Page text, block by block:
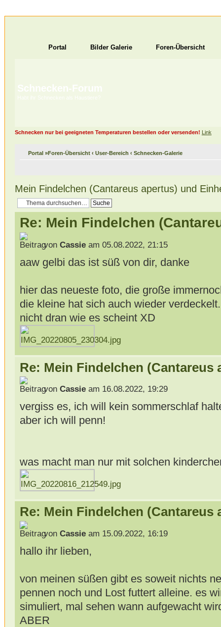
Portal Bilder Galerie Foren-Übersicht
Schnecken-Forum
Habt ihr Schnecken als Haustiere?
Schnecken nur bei geeigneten Temperaturen bestellen oder versenden! Link
Portal»Foren-Übersicht ‹ User-Bereich ‹ Schnecken-Galerie
Mein Findelchen (Cantareus apertus) und
Re: Mein Findelchen
von Cassieam 05.08.2022, 21:15
aaw gelbi das ist süß von dir, danke
hier das neueste foto, die große
die kleine hat sich auch wieder
nicht dran wie es scheint XD
Re: Mein Findelchen (Cantareus
von Cassieam 16.08.2022, 19:29
vergiss es, ich will kein sommerschlaf
aber ich will penn!
was macht man nur mit solchen
Re: Mein Findelchen (Cantareus
von Cassieam 15.09.2022, 16:19
hallo ihr lieben,
von meinen süßen gibt es soweit nichts
pennen noch und Lost futtert alleine. es
simuliert, mal sehen wann aufgewacht
ABER